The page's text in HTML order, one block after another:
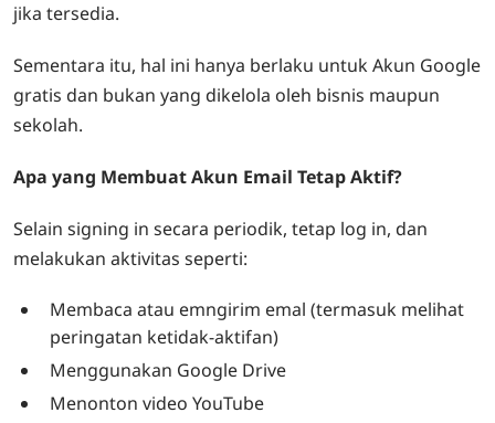
jika tersedia.
Sementara itu, hal ini hanya berlaku untuk Akun Google
gratis dan bukan yang dikelola oleh bisnis maupun
sekolah.
Apa yang Membuat Akun Email Tetap Aktif?
Selain signing in secara periodik, tetap log in, dan
melakukan aktivitas seperti:
Membaca atau emngirim emal (termasuk melihat
peringatan ketidak-aktifan)
Menggunakan Google Drive
Menonton video YouTube